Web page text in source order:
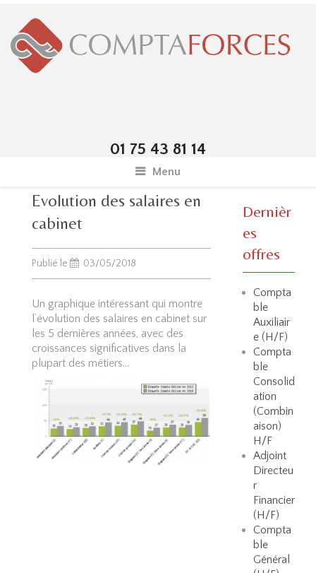
01 75 43 81 14
Menu
Evolution des salaires en
cabinet
Publié le 03/05/2018
Un graphique intéressant qui montre
l’évolution des salaires en cabinet sur
les 5 dernières années, avec des
croissances significatives dans la
plupart des métiers…
Dernièr
es
offres
Compta
ble
Auxiliair
e (H/F)
Compta
ble
Consolid
ation
(Combin
aison)
H/F
Adjoint
Directeu
r
Financier
(H/F)
Compta
ble
Général